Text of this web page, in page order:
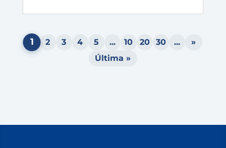
1 2 3 4 5 ... 10 20 30 ...
»
Última »